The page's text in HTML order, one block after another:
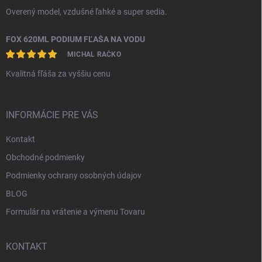
Overený model, vzdušné ľahké a super sedia.
FOX 620ML PODIUM FĽAŠA NA VODU
MICHAL RAČKO
Kvalitná fľáša za vyššiu cenu
INFORMÁCIE PRE VÁS
Kontakt
Obchodné podmienky
Podmienky ochrany osobných údajov
BLOG
Formulár na vrátenie a výmenu Tovaru
KONTAKT